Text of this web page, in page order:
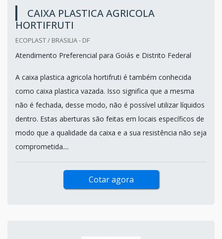
CAIXA PLASTICA AGRICOLA
HORTIFRUTI
ECOPLAST / BRASILIA - DF
Atendimento Preferencial para Goiás e Distrito Federal
A caixa plastica agricola hortifruti é também conhecida
como caixa plastica vazada. Isso significa que a mesma
não é fechada, desse modo, não é possível utilizar líquidos
dentro. Estas aberturas são feitas em locais específicos de
modo que a qualidade da caixa e a sua resistência não seja
comprometida....
Cotar agora